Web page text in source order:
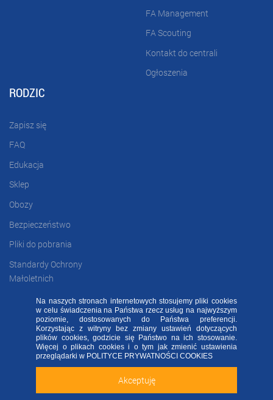
Sprawdź naszą aplikację mobilną FA Group!
Zainstaluj
FA Management
FA Scouting
Kontakt do centrali
Ogłoszenia
RODZIC
Zapisz się
FAQ
Edukacja
Sklep
Obozy
Bezpieczeństwo
Pliki do pobrania
Standardy Ochrony
Małoletnich
FOOTBALL ACADEMY
| ul. Kowalska 2, 45-588 Opole
ALL RIGHTS RESERVED - WSZELKIE PRAWA ZASTRZEŻONE
FAQ RODO FA Regulamin
Kontakt
Deklaracja dostępności
Akceptuję
Na naszych stronach internetowych stosujemy pliki cookies
w celu świadczenia na Państwa rzecz usług na najwyższym
poziomie, dostosowanych do Państwa preferencji.
Korzystając z witryny bez zmiany ustawień dotyczących
plików cookies, godzicie się Państwo na ich stosowanie.
Więcej o plikach cookies i o tym jak zmienić ustawienia
przeglądarki w POLITYCE PRYWATNOŚCI COOKIES